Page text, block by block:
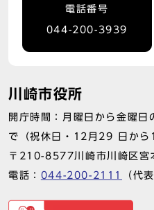
電話番号
044-200-3939
川崎市役所
開庁時間：月曜日から金曜
で（祝休日・12月29 日から
〒210-8577川崎市川崎区宮
電話： 044-200-2111 （代表